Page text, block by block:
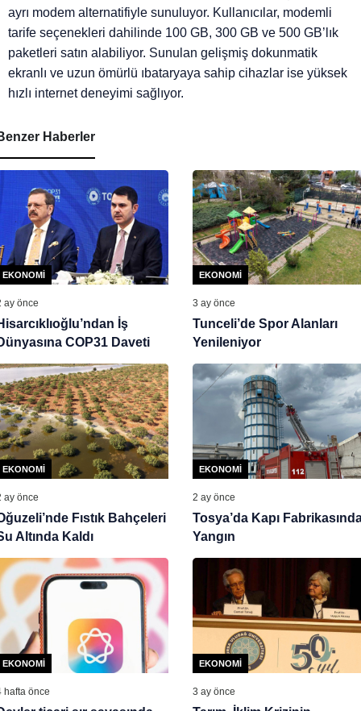
ayrı modem alternatifiyle sunuluyor. Kullanıcılar, modemli
tarife seçenekleri dahilinde 100 GB, 300 GB ve 500 GB’lık
paketleri satın alabiliyor. Sunulan gelişmiş dokunmatik
ekranlı ve uzun ömürlü ıbataryaya sahip cihazlar ise yüksek
hızlı internet deneyimi sağlıyor.
Haberler
EKONOMI
ay önce
İş
COP31 Daveti
EKONOMI
3 ay önce
Tunceli’de Spor Alanları
Yenileniyor
EKONOMI
ay önce
Fıstık Bahçeleri
Altında Kaldı
EKONOMI
2 ay önce
Tosya’da Kapı
Yangın
EKONOMI
hafta önce
EKONOMI
3 ay önce